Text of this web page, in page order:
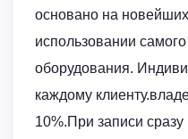
основано на
использовании
оборудования.
каждому
10%.При записи